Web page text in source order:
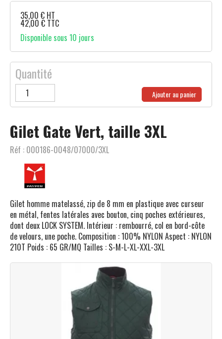
Gilet Gate Vert, taille 3XL
Réf : 000186-0048/07000/3XL
Gilet homme matelassé, zip de 8 mm en plastique avec curseur
en métal, fentes latérales avec bouton, cinq poches extérieures,
dont deux LOCK SYSTEM. Intérieur : rembourré, col en bord-côte
de velours, une poche. Composition : 100% NYLON Aspect : NYLON
210T Poids : 65 GR/MQ Tailles : S-M-L-XL-XXL-3XL
35,00 € HT
42,00 € TTC
Disponible sous 10 jours
Quantité
Ajouter au panier